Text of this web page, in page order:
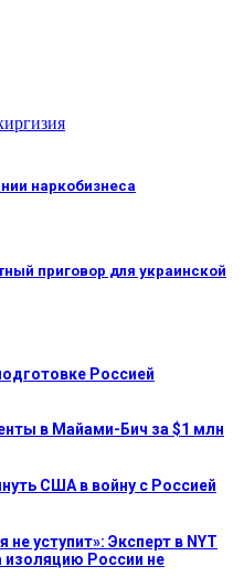
наркобизнеса
приговор для украинской
Россией
в Майами-Бич за $1 млн
США в войну с Россией
уступит»: Эксперт в NYT
изоляцию России не